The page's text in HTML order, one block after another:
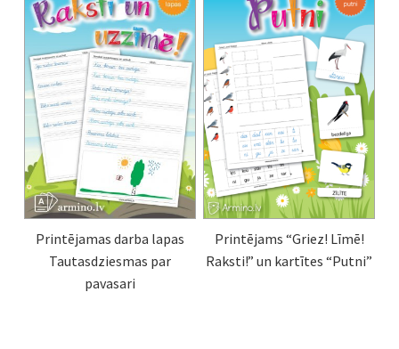
Printējamas darba lapas
Tautasdziesmas par
pavasari
Printējams “Griez! Līmē!
Raksti!” un kartītes “Putni”